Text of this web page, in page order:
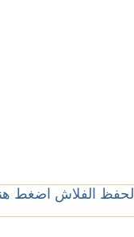
لحفظ الفلاش اضغط